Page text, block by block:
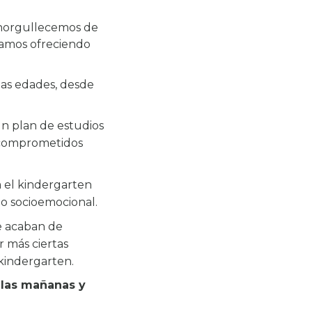
de
ofreciendo
edades, desde
plan de estudios
el kindergarten
socioemocional.
de
más ciertas
mañanas y